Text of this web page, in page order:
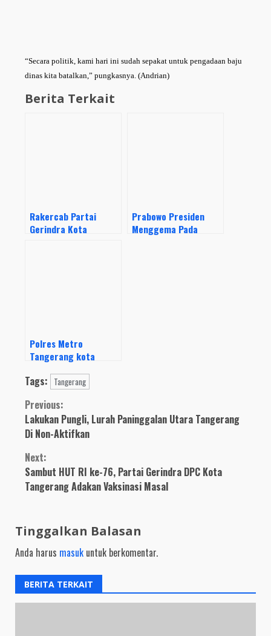
“Secara politik, kami hari ini sudah sepakat untuk pengadaan baju
dinas kita batalkan,” pungkasnya. (Andrian)
Berita Terkait
Rakercab Partai
Gerindra Kota
Prabowo Presiden
Menggema Pada
Polres Metro
Tangerang kota
Bukti Ratusan Miras
Tags: Tangerang
Continue
Reading
Previous:
Lakukan Pungli, Lurah Paninggalan Utara Tangerang
Di Non-Aktifkan
Next:
Sambut HUT RI ke-76, Partai Gerindra DPC Kota
Tangerang Adakan Vaksinasi Masal
Tinggalkan Balasan
Anda harus masuk untuk berkomentar.
BERITA TERKAIT